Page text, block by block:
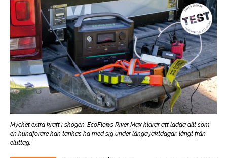
Mycket extra kraft i skogen. EcoFlows River Max klarar att ladda allt som
en hundförare kan tänkas ha med sig under långa jaktdagar, långt från
eluttag.